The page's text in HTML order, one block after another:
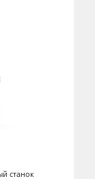
станок